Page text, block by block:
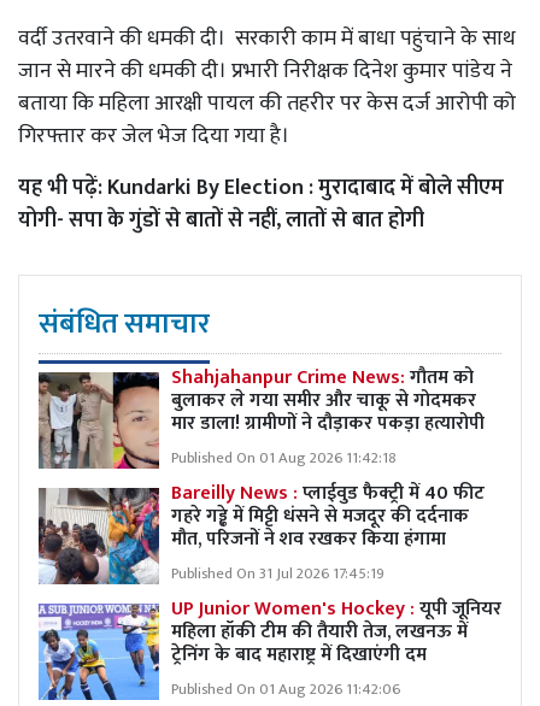
वर्दी उतरवाने की धमकी दी। सरकारी काम में बाधा पहुंचाने के साथ
जान से मारने की धमकी दी। प्रभारी निरीक्षक दिनेश कुमार पांडेय ने
बताया कि महिला आरक्षी पायल की तहरीर पर केस दर्ज आरोपी को
गिरफ्तार कर जेल भेज दिया गया है।
यह भी पढ़ें:Kundarki By Election : मुरादाबाद में बोले सीएम
योगी- सपा के गुंडों से बातों से नहीं, लातों से बात होगी
संबंधित समाचार
Shahjahanpur Crime News:गौतम को
बुलाकर ले गया समीर और चाकू से गोदमकर
मार डाला! ग्रामीणों ने दौड़ाकर पकड़ा हत्यारोपी
Published On 01 Aug 2026 11:42:18
Bareilly News :प्लाईवुड फैक्ट्री में 40 फीट
गहरे गड्ढे में मिट्टी धंसने से मजदूर की दर्दनाक
मौत, परिजनों ने शव रखकर किया हंगामा
Published On 31 Jul 2026 17:45:19
UP Junior Women's Hockey :यूपी जूनियर
महिला हॉकी टीम की तैयारी तेज, लखनऊ में
ट्रेनिंग के बाद महाराष्ट्र में दिखाएंगी दम
Published On 01 Aug 2026 11:42:06